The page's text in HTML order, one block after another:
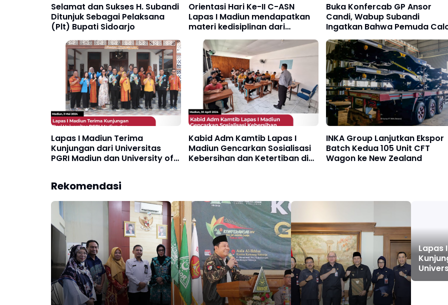
Selamat dan Sukses H. Subandi
Ditunjuk Sebagai Pelaksana
(Plt) Bupati Sidoarjo
Orientasi Hari Ke-II C-ASN
Lapas I Madiun mendapatkan
materi kedisiplinan dari
Detasemen C Brimob Madiun
Buka Konfercab GP Ansor
Candi, Wabup Subandi
Ingatkan Bahwa Pemuda
Pemimpin Bangsa
Lapas I Madiun Terima
Kunjungan dari Universitas
PGRI Madiun dan University of
Kabid Adm Kamtib Lapas I
Madiun Gencarkan Sosialisasi
Kebersihan dan Ketertiban di
INKA Group Lanjutkan Ekspor
Batch Kedua 105 Unit CFT
Wagon ke New Zealand
Rekomendasi
Lapas
dan